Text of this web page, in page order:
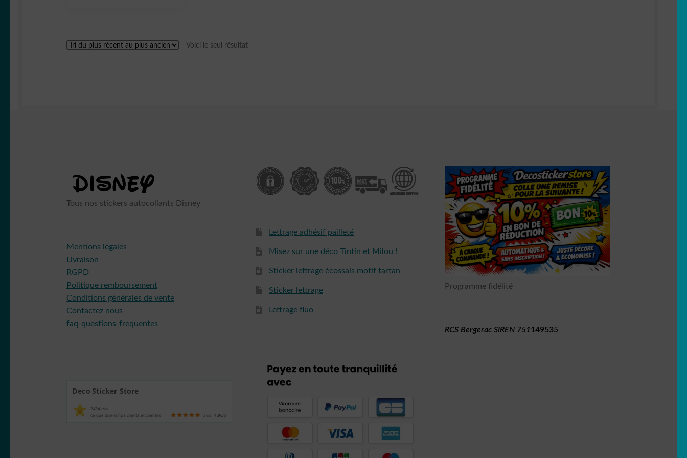
Voici le seul résultat
Tous nos stickers autocollants Disney
Mentions légales
Livraison
RGPD
Politique remboursement
Conditions générales de vente
Contactez nous
faq-questions-frequentes
Deco Sticker Store
2434 avis
ce que disent nos clients et clientes
avis 4.96/5
Lettrage adhésif pailleté
Misez sur une déco Tintin et Milou !
Sticker lettrage écossais motif tartan
Sticker lettrage
Lettrage fluo
Programme fidélité
RCS Bergerac SIREN 751149535